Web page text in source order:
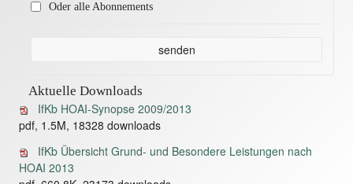
Oder alle Abonnements
senden
Aktuelle Downloads
IfKb HOAI-Synopse 2009/2013
pdf, 1.5M, 18328 downloads
IfKb Übersicht Grund- und Besondere Leistungen nach
HOAI 2013